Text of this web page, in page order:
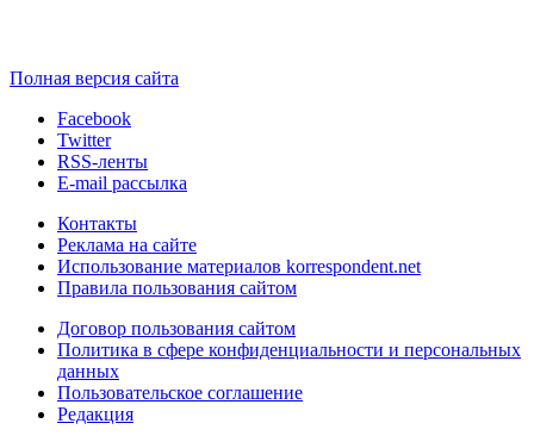
Полная версия сайта
Facebook
Twitter
RSS-ленты
E-mail рассылка
Контакты
Реклама на сайте
Использование материалов korrespondent.net
Правила пользования сайтом
Договор пользования сайтом
Политика в сфере конфиденциальности и персональных
данных
Пользовательское соглашение
Редакция